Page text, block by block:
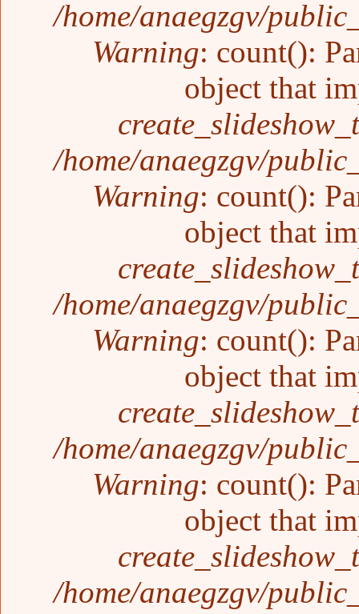
/home/anaegzgv/
Warning: count():
object that
/home/anaegzgv/
Warning: count():
object that
/home/anaegzgv/
Warning: count():
object that
/home/anaegzgv/
Warning: count():
object that
/home/anaegzgv/